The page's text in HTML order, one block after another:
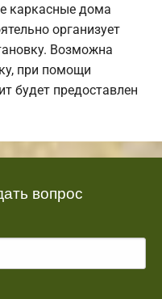
каркасные дома
организует
Возможна
при помощи
будет предоставлен
вопрос